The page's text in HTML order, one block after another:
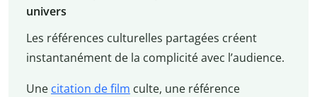
univers
Les références culturelles partagées créent
instantanément de la complicité avec l’audience.
Une citation de film culte, une référence